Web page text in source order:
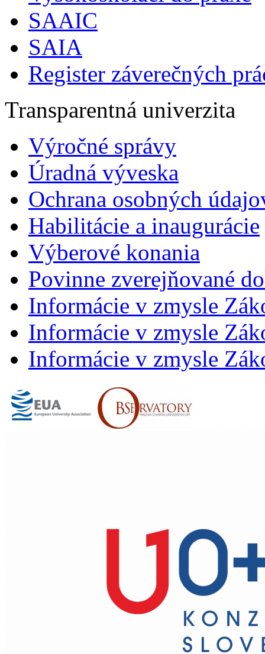
SAAIC
SAIA
Register záverečných
Transparentná univerzita
Výročné správy
Úradná výveska
Ochrana osobných
Habilitácie a inaugurácie
Výberové konania
Povinne zverejňované
Informácie v zmysle
Informácie v zmysle
Informácie v zmysle